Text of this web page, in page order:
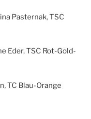
Pasternak, TSC
Eder, TSC Rot-Gold-
TC Blau-Orange